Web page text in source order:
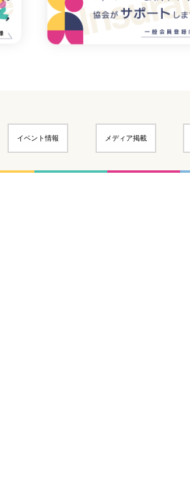
イベント情報 メディア掲載